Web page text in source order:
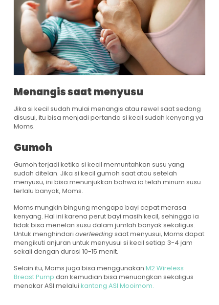
Menangis saat menyusu
Jika si kecil sudah mulai menangis atau rewel saat sedang
disusui, itu bisa menjadi pertanda si kecil sudah kenyang ya
Moms.
Gumoh
Gumoh terjadi ketika si kecil memuntahkan susu yang
sudah ditelan. Jika si kecil gumoh saat atau setelah
menyusu, ini bisa menunjukkan bahwa ia telah minum susu
terlalu banyak, Moms.
Moms mungkin bingung mengapa bayi cepat merasa
kenyang. Hal ini karena perut bayi masih kecil, sehingga ia
tidak bisa menelan susu dalam jumlah banyak sekaligus.
Untuk menghindari overfeedingsaat menyusui, Moms dapat
mengikuti anjuran untuk menyusui si kecil setiap 3-4 jam
sekali dengan durasi 10-15 menit.
Selain itu, Moms juga bisa menggunakan M2 Wireless
Breast Pump dan kemudian bisa menuangkan sekaligus
menakar ASI melalui kantong ASI Mooimom.